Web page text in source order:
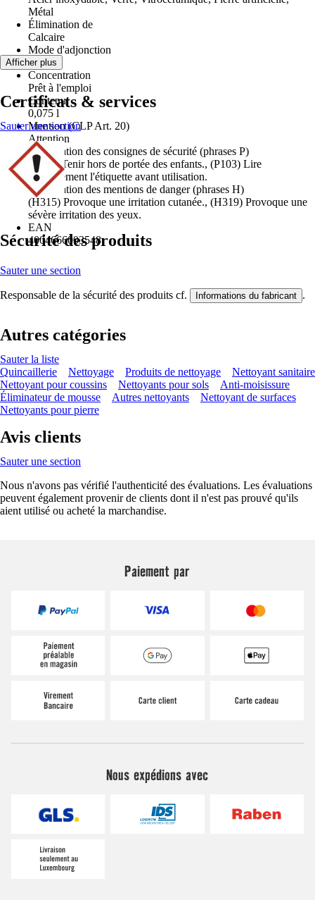
Métal
Élimination de
Calcaire
Mode d'adjonction
Liquide
Concentration
Prêt à l'emploi
Contenu
0,075 l
Mention (CLP Art. 20)
Attention
Codification des consignes de sécurité (phrases P)
(P102) Tenir hors de portée des enfants., (P103) Lire
attentivement l'étiquette avant utilisation.
Codification des mentions de danger (phrases H)
(H315) Provoque une irritation cutanée., (H319) Provoque une
sévère irritation des yeux.
EAN
4004666003548
Afficher plus
Certificats & services
Sauter une section
Sécurité des produits
Sauter une section
Responsable de la sécurité des produits cf. Informations du fabricant .
Autres catégories
Sauter la liste
Quincaillerie
Nettoyage Produits de nettoyage
Nettoyant sanitaire
Nettoyant pour coussins
Nettoyants pour sols
Anti-moisissure
Éliminateur de mousse
Autres nettoyants
Nettoyant de surfaces
Nettoyants pour pierre
Avis clients
Sauter une section
Nous n'avons pas vérifié l'authenticité des évaluations. Les évaluations
peuvent également provenir de clients dont il n'est pas prouvé qu'ils
aient utilisé ou acheté la marchandise.
Paiement par
Nous expédions avec